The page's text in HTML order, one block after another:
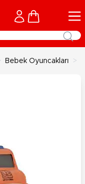
Cart
Bebek Oyuncakları >